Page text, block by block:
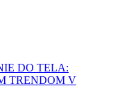
DO TELA:
TRENDOM V